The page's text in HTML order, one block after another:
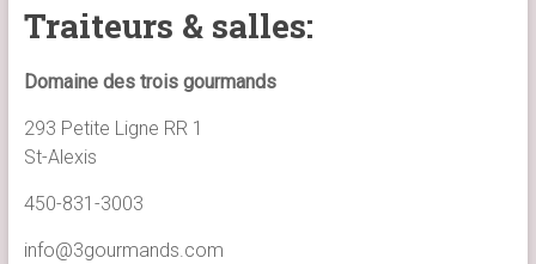
Traiteurs & salles:
Domaine des trois gourmands
293 Petite Ligne RR 1
St-Alexis
450-831-3003
info@3gourmands.com